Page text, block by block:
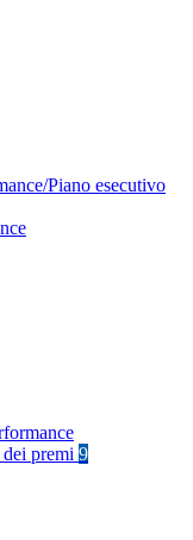
Piano esecutivo
premi 9